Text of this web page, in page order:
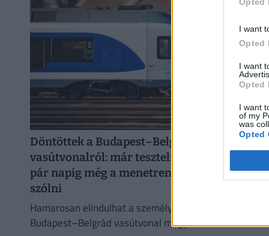
I want
Opted
I want
Opted
I want
of my
was
Opted
kockázatát jelentik.
Döntöttek a Budapest–Belgrád
vasútvonalról: már tesztelik a rendszert,
pár napig még a menetrendbe is bele lehet
szólni
Hamarosan elindulhat a személyszállítás a
Budapest–Belgrád vasútvonal magyar szakaszán.